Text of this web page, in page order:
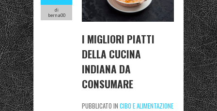
di
berna00
I MIGLIORI PIATTI
DELLA CUCINA
INDIANA DA
CONSUMARE
PUBBLICATO IN CIBO E ALIMENTAZIONE